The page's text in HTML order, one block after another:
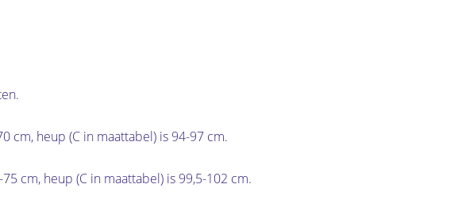
cm, heup (C in maattabel) is 94-97 cm.
cm, heup (C in maattabel) is 99,5-102 cm.